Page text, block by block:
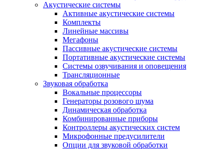
Акустические системы
Активные акустические системы
Комплекты
Линейные массивы
Мегафоны
Пассивные акустические системы
Портативные акустические системы
Системы озвучивания и оповещения
Трансляционные
Звуковая обработка
Вокальные процессоры
Генераторы розового шума
Динамическая обработка
Комбинированные приборы
Контроллеры акустических систем
Микрофонные предусилители
Опции для звуковой обработки